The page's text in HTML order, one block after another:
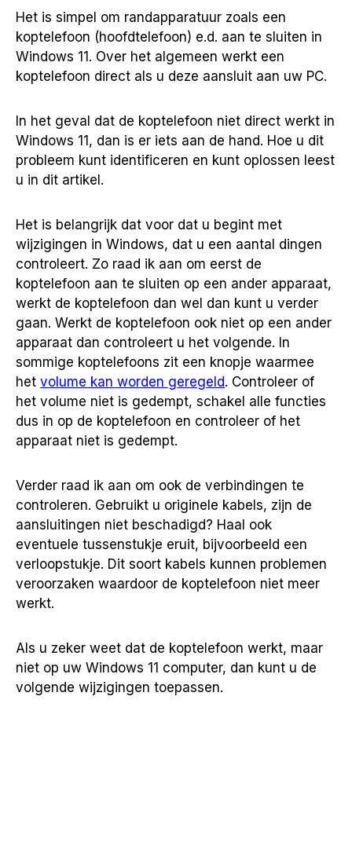
Het is simpel om randapparatuur zoals een
koptelefoon (hoofdtelefoon) e.d. aan te sluiten in
Windows 11. Over het algemeen werkt een
koptelefoon direct als u deze aansluit aan uw PC.
In het geval dat de koptelefoon niet direct werkt in
Windows 11, dan is er iets aan de hand. Hoe u dit
probleem kunt identificeren en kunt oplossen leest
u in dit artikel.
Het is belangrijk dat voor dat u begint met
wijzigingen in Windows, dat u een aantal dingen
controleert. Zo raad ik aan om eerst de
koptelefoon aan te sluiten op een ander apparaat,
werkt de koptelefoon dan wel dan kunt u verder
gaan. Werkt de koptelefoon ook niet op een ander
apparaat dan controleert u het volgende. In
sommige koptelefoons zit een knopje waarmee
het volume kan worden geregeld. Controleer of
het volume niet is gedempt, schakel alle functies
dus in op de koptelefoon en controleer of het
apparaat niet is gedempt.
Verder raad ik aan om ook de verbindingen te
controleren. Gebruikt u originele kabels, zijn de
aansluitingen niet beschadigd? Haal ook
eventuele tussenstukje eruit, bijvoorbeeld een
verloopstukje. Dit soort kabels kunnen problemen
veroorzaken waardoor de koptelefoon niet meer
werkt.
Als u zeker weet dat de koptelefoon werkt, maar
niet op uw Windows 11 computer, dan kunt u de
volgende wijzigingen toepassen.